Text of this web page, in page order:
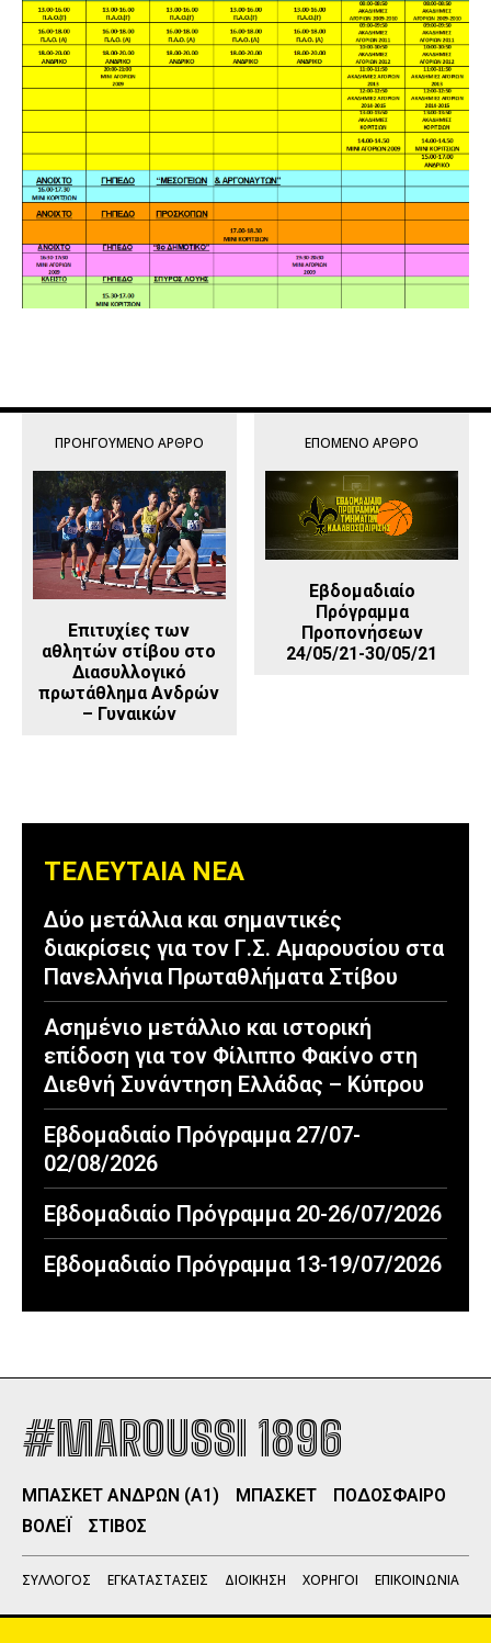
ΠΡΟΗΓΟΎΜΕΝΟ ΆΡΘΡΟ
Επιτυχίες των
αθλητών στίβου στο
Διασυλλογικό
πρωτάθλημα Ανδρών
– Γυναικών
ΕΠΌΜΕΝΟ ΆΡΘΡΟ
Εβδομαδιαίο
Πρόγραμμα
Προπονήσεων
24/05/21-30/05/21
ΤΕΛΕΥΤΑΙΑ ΝΕΑ
Δύο μετάλλια και σημαντικές
διακρίσεις για τον Γ.Σ. Αμαρουσίου στα
Πανελλήνια Πρωταθλήματα Στίβου
Ασημένιο μετάλλιο και ιστορική
επίδοση για τον Φίλιππο Φακίνο στη
Διεθνή Συνάντηση Ελλάδας – Κύπρου
Εβδομαδιαίο Πρόγραμμα 27/07-
02/08/2026
Εβδομαδιαίο Πρόγραμμα 20-26/07/2026
Εβδομαδιαίο Πρόγραμμα 13-19/07/2026
#MAROUSSI 1896
ΜΠΑΣΚΕΤ ΑΝΔΡΩΝ (Α1) ΜΠΑΣΚΕΤ
ΠΟΔΟΣΦΑΙΡΟ
ΒΟΛΕΪ
ΣΤΙΒΟΣ
ΣΥΛΛΟΓΟΣ ΕΓΚΑΤΑΣΤΑΣΕΙΣ ΔΙΟΙΚΗΣΗ ΧΟΡΗΓΟΙ ΕΠΙΚΟΙΝΩΝΙΑ